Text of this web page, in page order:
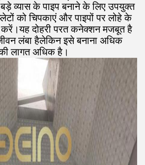
व्यास के पाइप बनाने के लिए उपयुक्त
को चिपकाएं और पाइपों पर लोहे के
दोहरी परत कनेक्शन मजबूत है
लंबा हैलेकिन इसे बनाना अधिक
लागत अधिक है।